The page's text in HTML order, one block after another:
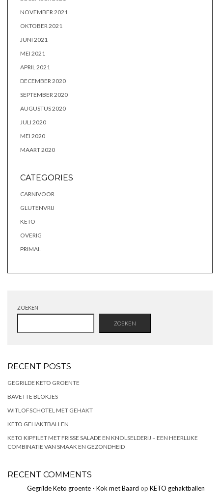
NOVEMBER 2021
OKTOBER 2021
JUNI 2021
MEI 2021
APRIL 2021
DECEMBER 2020
SEPTEMBER 2020
AUGUSTUS 2020
JULI 2020
MEI 2020
MAART 2020
CATEGORIES
CARNIVOOR
GLUTENVRIJ
KETO
OVERIG
PRIMAL
ZOEKEN
ZOEKEN
RECENT POSTS
GEGRILDE KETO GROENTE
BAVETTE BLOKJES
WITLOFSCHOTEL MET GEHAKT
KETO GEHAKTBALLEN
KETO KIPFILET MET FRISSE SALADE EN KNOLSELDERIJ – EEN HEERLIJKE
COMBINATIE VAN SMAAK EN GEZONDHEID
RECENT COMMENTS
Gegrilde Keto groente - Kok met Baard op KETO gehaktballen